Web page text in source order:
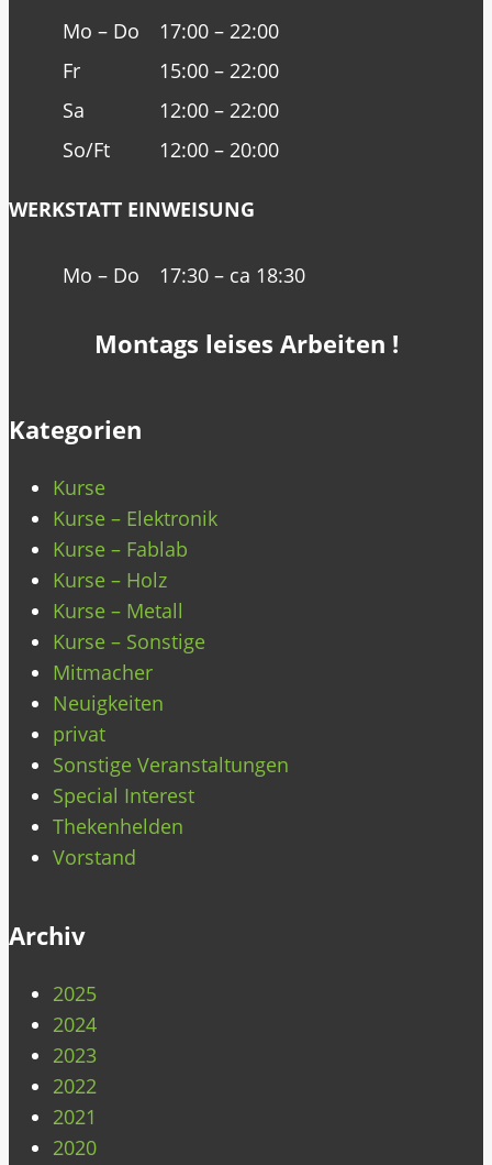
Mo – Do
17:00 – 22:00
Fr
15:00 – 22:00
Sa
12:00 – 22:00
So/Ft
12:00 – 20:00
WERKSTATT EINWEISUNG
Mo – Do 17:30 – ca 18:30
Montags leises Arbeiten !
Kategorien
Kurse
Kurse – Elektronik
Kurse – Fablab
Kurse – Holz
Kurse – Metall
Kurse – Sonstige
Mitmacher
Neuigkeiten
privat
Sonstige Veranstaltungen
Special Interest
Thekenhelden
Vorstand
Archiv
2025
2024
2023
2022
2021
2020